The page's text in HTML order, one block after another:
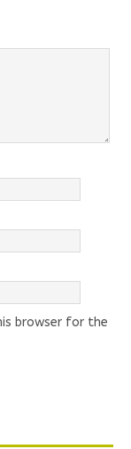
browser for the